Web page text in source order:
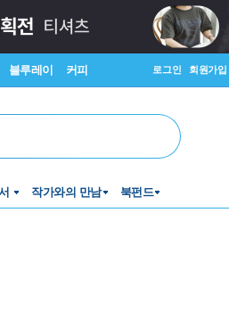
블루레이 커피 로그인 회원가입
작가와의 만남 북펀드